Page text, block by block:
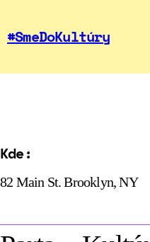
#SmeDoKultúry
Kde:
82 Main St. Brooklyn, NY